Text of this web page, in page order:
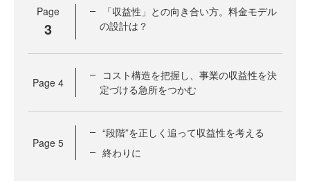
Page
3
「収益性」との向き合い方。料金モデル
の設計は？
Page 4
コスト構造を把握し、事業の収益性を決
定づける急所をつかむ
Page 5
“段階”を正しく追って収益性を考える
終わりに